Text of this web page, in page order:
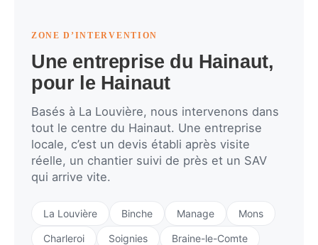
ZONE D’INTERVENTION
Une entreprise du Hainaut,
pour le Hainaut
Basés à La Louvière, nous intervenons dans
tout le centre du Hainaut. Une entreprise
locale, c’est un devis établi après visite
réelle, un chantier suivi de près et un SAV
qui arrive vite.
La Louvière Binche Manage Mons
Charleroi Soignies Braine-le-Comte